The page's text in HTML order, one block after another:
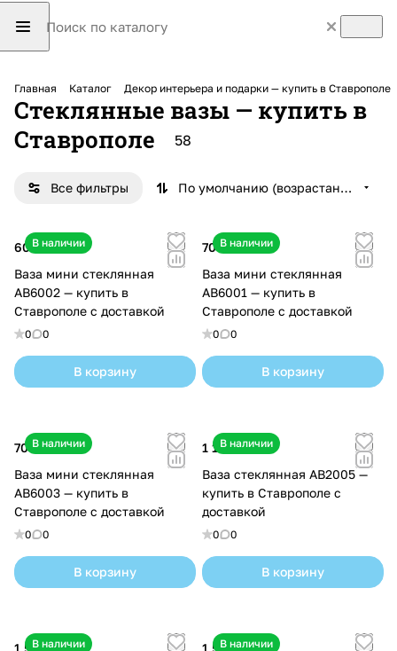
Главная Каталог Декор интерьера и подарки — купить в Ставрополе
Стеклянные вазы — купить в
Ставрополе
58
Все фильтры По умолчанию (возрастание)
В наличии
600 ₽
Ваза мини стеклянная
AB6002 — купить в
Ставрополе с доставкой
0 0
В корзину
В наличии
700 ₽
Ваза мини стеклянная
AB6001 — купить в
Ставрополе с доставкой
0 0
В корзину
В наличии
700 ₽
Ваза мини стеклянная
AB6003 — купить в
Ставрополе с доставкой
0 0
В корзину
В наличии
1 100 ₽
Ваза стеклянная AB2005 —
купить в Ставрополе с
доставкой
0 0
В корзину
В наличии
1 500 ₽
В наличии
1 500 ₽